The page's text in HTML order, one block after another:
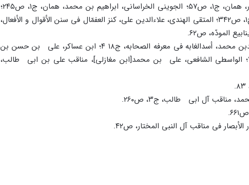
. الدیلمى، ابوشجاع شیرویه بن شهردار، همان، ج۱، ص۵۷؛ الجوینى الخراسانى، ابراهیم بن محمد، همان، ج۱، ص۲۴۵؛
السیوطى، جلال الدین، الجامع الکبیر، ج۱، ص۳۴۲؛ المتقى الهندى، علاءالدین على، کنز العفمّال فى سنن الأقوال و الأفعال،
. ابن الاثیر، على بن ابى الکرم محمدبن محمد، أسدالغابه فى معرفه الصحابه، ج۱۸ ۴؛ ابن عساکر، على بن حسن بن
هبهاللَّه، تاریخ مدینه دمشق، ج۱، ص۷۰؛ الواسطى الشافعى، على بن محمد[ابن مغازلى]، مناقب على بن ابى طالب،
مناقب آل ابى طالب، ج۳، ص۲۶۰.
فى مناقب آل النبى المختار، ص۴۲.